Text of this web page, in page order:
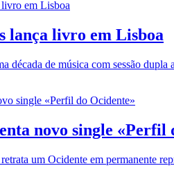
lança livro em Lisboa
década de música com sessão dupla
novo single «Perfil
um Ocidente em permanente